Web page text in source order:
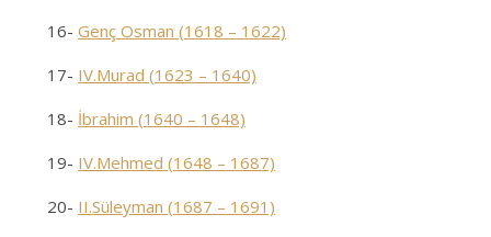
16- Genç Osman (1618 – 1622)
17- IV.Murad (1623 – 1640)
18- İbrahim (1640 – 1648)
19- IV.Mehmed (1648 – 1687)
20- II.Süleyman (1687 – 1691)